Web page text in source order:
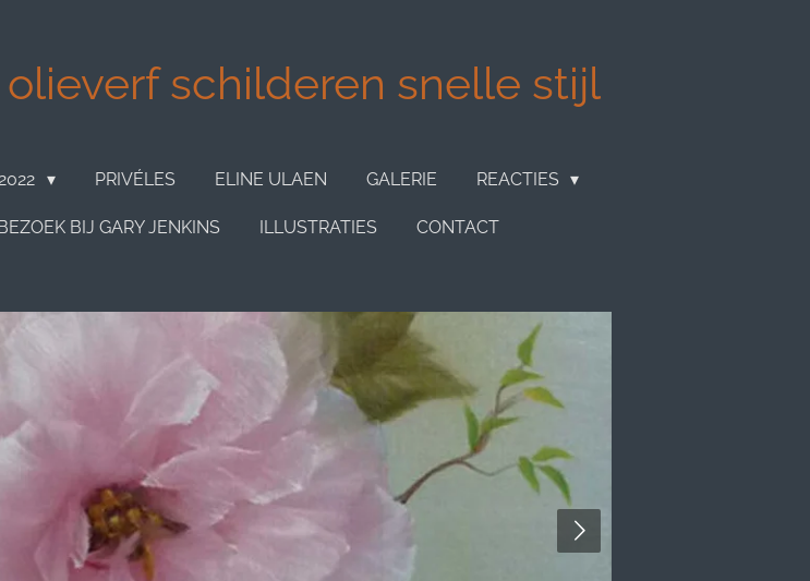
schilderen snelle stijl
PRIVÉLES ELINE ULAEN GALERIE REACTIES
BIJ GARY JENKINS ILLUSTRATIES CONTACT